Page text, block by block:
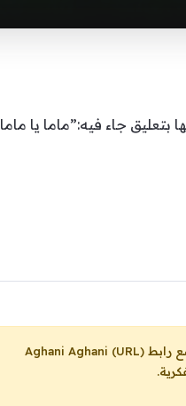
جاء فيه:”ماما يا ماما
Aghani Aghani (URL)